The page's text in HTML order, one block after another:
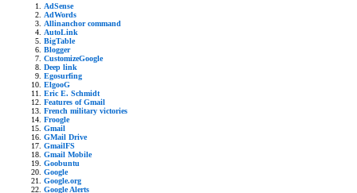
AdSense
AdWords
Allinanchor command
AutoLink
BigTable
Blogger
CustomizeGoogle
Deep link
Egosurfing
ElgooG
Eric E. Schmidt
Features of Gmail
French military victories
Froogle
Gmail
GMail Drive
GmailFS
Gmail Mobile
Goobuntu
Google
Google.org
Google Alerts